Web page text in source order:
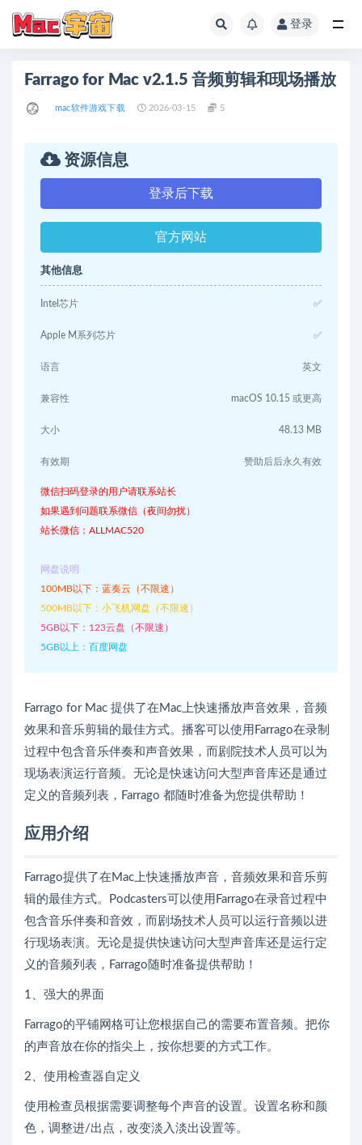
登录
Farrago for Mac v2.1.5 音频剪辑和现场播放
mac软件游戏下载 2026-03-15 5
资源信息
登录后下载
官方网站
其他信息
Intel芯片 ✅
Apple M系列芯片 ✅
语言 英文
兼容性 macOS 10.15 或更高
大小 48.13 MB
有效期 赞助后后永久有效
微信扫码登录的用户请联系站长
如果遇到问题联系微信（夜间勿扰）
站长微信：ALLMAC520
网盘说明
100MB以下：蓝奏云（不限速）
500MB以下：小飞机网盘（不限速）
5GB以下：123云盘（不限速）
5GB以上：百度网盘
Farrago for Mac 提供了在Mac上快速播放声音效果，音频
效果和音乐剪辑的最佳方式。播客可以使用Farrago在录制
过程中包含音乐伴奏和声音效果，而剧院技术人员可以为
现场表演运行音频。无论是快速访问大型声音库还是通过
定义的音频列表，Farrago 都随时准备为您提供帮助！
应用介绍
Farrago提供了在Mac上快速播放声音，音频效果和音乐剪
辑的最佳方式。Podcasters可以使用Farrago在录音过程中
包含音乐伴奏和音效，而剧场技术人员可以运行音频以进
行现场表演。无论是提供快速访问大型声音库还是运行定
义的音频列表，Farrago随时准备提供帮助！
1、强大的界面
Farrago的平铺网格可让您根据自己的需要布置音频。把你
的声音放在你的指尖上，按你想要的方式工作。
2、使用检查器自定义
使用检查员根据需要调整每个声音的设置。设置名称和颜
色，调整进/出点，改变淡入淡出设置等。